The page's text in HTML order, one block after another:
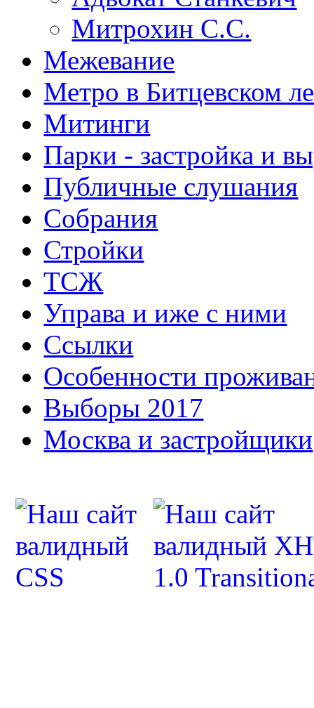
Митрохин С.С.
Межевание
Метро в Битцевском
Митинги
Парки - застройка и
Публичные слушания
Собрания
Стройки
ТСЖ
Управа и иже с ними
Ссылки
Особенности
Выборы 2017
Москва и застройщики